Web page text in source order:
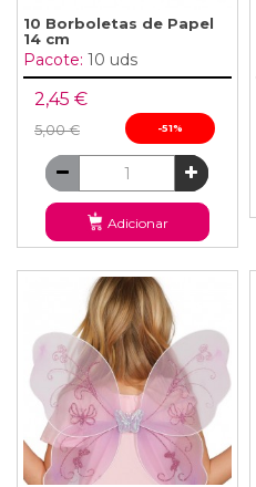
10 Borboletas de Papel
14 cm
Pacote: 10 uds
2,45 €
5,00 € -51%
Adicionar